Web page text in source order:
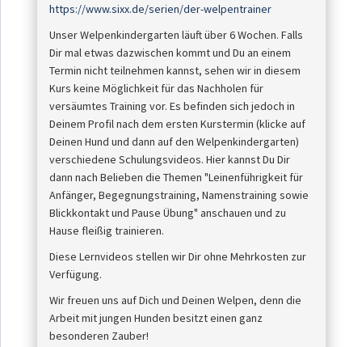
https://www.sixx.de/serien/der-welpentrainer
Unser Welpenkindergarten läuft über 6 Wochen. Falls
Dir mal etwas dazwischen kommt und Du an einem
Termin nicht teilnehmen kannst, sehen wir in diesem
Kurs keine Möglichkeit für das Nachholen für
versäumtes Training vor. Es befinden sich jedoch in
Deinem Profil nach dem ersten Kurstermin (klicke auf
Deinen Hund und dann auf den Welpenkindergarten)
verschiedene Schulungsvideos. Hier kannst Du Dir
dann nach Belieben die Themen "Leinenführigkeit für
Anfänger, Begegnungstraining, Namenstraining sowie
Blickkontakt und Pause Übung" anschauen und zu
Hause fleißig trainieren.
Diese Lernvideos stellen wir Dir ohne Mehrkosten zur
Verfügung.
Wir freuen uns auf Dich und Deinen Welpen, denn die
Arbeit mit jungen Hunden besitzt einen ganz
besonderen Zauber!